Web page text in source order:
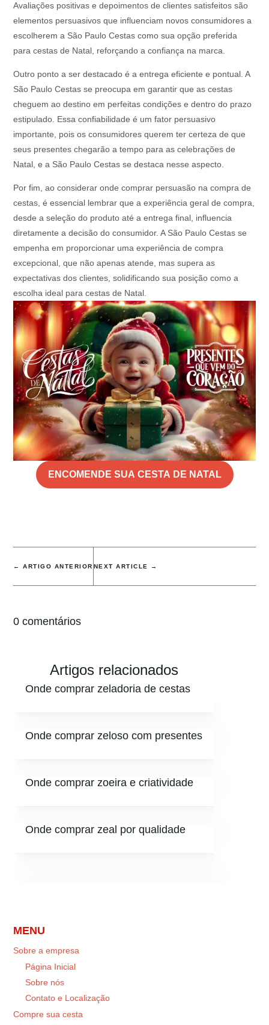
Avaliações positivas e depoimentos de clientes satisfeitos são
elementos persuasivos que influenciam novos consumidores a
escolherem a São Paulo Cestas como sua opção preferida
para cestas de Natal, reforçando a confiança na marca.
Outro ponto a ser destacado é a entrega eficiente e pontual. A
São Paulo Cestas se preocupa em garantir que as cestas
cheguem ao destino em perfeitas condições e dentro do prazo
estipulado. Essa confiabilidade é um fator persuasivo
importante, pois os consumidores querem ter certeza de que
seus presentes chegarão a tempo para as celebrações de
Natal, e a São Paulo Cestas se destaca nesse aspecto.
Por fim, ao considerar onde comprar persuasão na compra de
cestas, é essencial lembrar que a experiência geral de compra,
desde a seleção do produto até a entrega final, influencia
diretamente a decisão do consumidor. A São Paulo Cestas se
empenha em proporcionar uma experiência de compra
excepcional, que não apenas atende, mas supera as
expectativas dos clientes, solidificando sua posição como a
escolha ideal para cestas de Natal.
ENCOMENDE SUA CESTA DE NATAL
←ARTIGO ANTERIOR NEXT ARTICLE →
0 comentários
Artigos relacionados
Onde comprar zeladoria de cestas
Onde comprar zeloso com presentes
Onde comprar zoeira e criatividade
Onde comprar zeal por qualidade
MENU
Sobre a empresa
Página Inicial
Sobre nós
Contato e Localização
Compre sua cesta